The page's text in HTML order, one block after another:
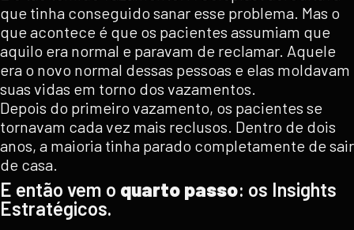
que tinha conseguido sanar esse problema. Mas o
que acontece é que os pacientes assumiam que
aquilo era normal e paravam de reclamar. Aquele
era o novo normal dessas pessoas e elas moldavam
suas vidas em torno dos vazamentos.
Depois do primeiro vazamento, os pacientes se
tornavam cada vez mais reclusos. Dentro de dois
anos, a maioria tinha parado completamente de sair
de casa.
E então vem o quarto passo: os Insights
Estratégicos.